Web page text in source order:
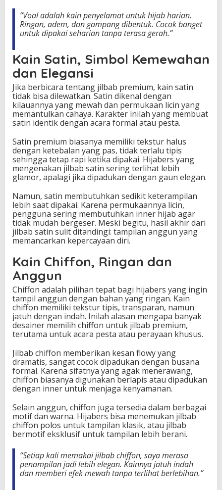
“Voal adalah kain penyelamat untuk hijab harian.
Ringan, adem, dan gampang dibentuk. Cocok banget
untuk dipakai seharian tanpa terasa gerah.”
Kain Satin, Simbol Kemewahan
dan Elegansi
Jika berbicara tentang jilbab premium, kain satin
tidak bisa dilewatkan. Satin dikenal dengan
kilauannya yang mewah dan permukaan licin yang
memantulkan cahaya. Karakter inilah yang membuat
satin identik dengan acara formal atau pesta.
Satin premium biasanya memiliki tekstur halus
dengan ketebalan yang pas, tidak terlalu tipis
sehingga tetap rapi ketika dipakai. Hijabers yang
mengenakan jilbab satin sering terlihat lebih
glamor, apalagi jika dipadukan dengan gaun elegan.
Namun, satin membutuhkan sedikit keterampilan
lebih saat dipakai. Karena permukaannya licin,
pengguna sering membutuhkan inner hijab agar
tidak mudah bergeser. Meski begitu, hasil akhir dari
jilbab satin sulit ditandingi: tampilan anggun yang
memancarkan kepercayaan diri.
Kain Chiffon, Ringan dan
Anggun
Chiffon adalah pilihan tepat bagi hijabers yang ingin
tampil anggun dengan bahan yang ringan. Kain
chiffon memiliki tekstur tipis, transparan, namun
jatuh dengan indah. Inilah alasan mengapa banyak
desainer memilih chiffon untuk jilbab premium,
terutama untuk acara pesta atau perayaan khusus.
Jilbab chiffon memberikan kesan flowy yang
dramatis, sangat cocok dipadukan dengan busana
formal. Karena sifatnya yang agak menerawang,
chiffon biasanya digunakan berlapis atau dipadukan
dengan inner untuk menjaga kenyamanan.
Selain anggun, chiffon juga tersedia dalam berbagai
motif dan warna. Hijabers bisa menemukan jilbab
chiffon polos untuk tampilan klasik, atau jilbab
bermotif eksklusif untuk tampilan lebih berani.
“Setiap kali memakai jilbab chiffon, saya merasa
penampilan jadi lebih elegan. Kainnya jatuh indah
dan memberi efek mewah tanpa terlihat berlebihan.”